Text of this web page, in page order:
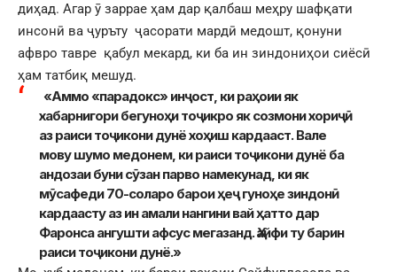
диҳад. Агар ӯ заррае ҳам дар қалбаш меҳру шафқати
инсонӣ ва ҷуръту ҷасорати мардӣ медошт, қонуни
афвро тавре қабул мекард, ки ба ин зиндониҳои сиёсӣ
ҳам татбиқ мешуд.
«Аммо «парадокс» инҷост, ки раҳоии як
хабарнигори бегуноҳи тоҷикро як созмони хориҷӣ
аз раиси тоҷикони дунё хоҳиш кардааст. Вале
мову шумо медонем, ки раиси тоҷикони дунё ба
андозаи буни сӯзан парво намекунад, ки як
мӯсафеди 70-соларо барои ҳеҷ гуноҳе зиндонӣ
кардаасту аз ин амали нангини вай ҳатто дар
Фаронса ангушти афсус мегазанд. Ҳайфи ту барин
раиси тоҷикони дунё.»